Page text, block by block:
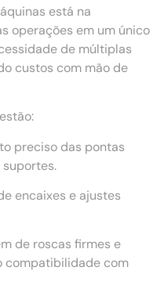
está na
operações em um único
de múltiplas
custos com mão de
preciso das pontas
encaixes e ajustes
de roscas firmes e
compatibilidade com